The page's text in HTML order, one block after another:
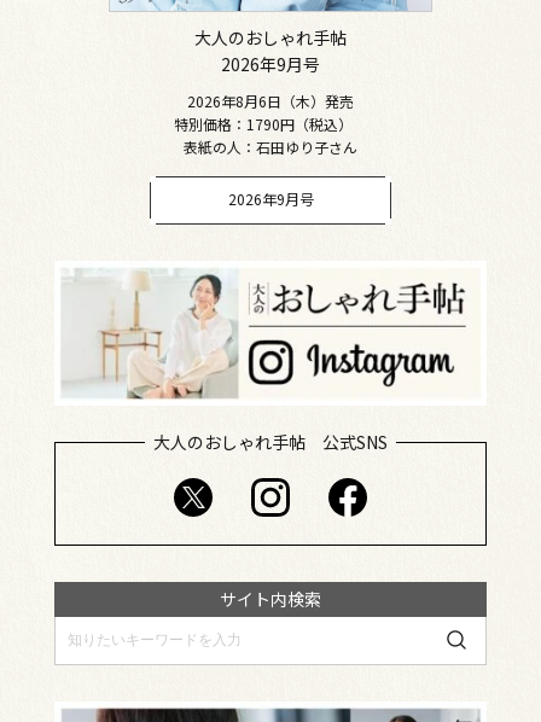
大人のおしゃれ手帖
2026年9月号
2026年8月6日（木）発売
特別価格：1790円（税込）
表紙の人：石田ゆり子さん
2026年9月号
大人のおしゃれ手帖 公式SNS
サイト内検索